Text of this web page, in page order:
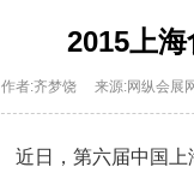
2015上
作者:齐梦饶 来源:网纵会展
近日，第六届中国上